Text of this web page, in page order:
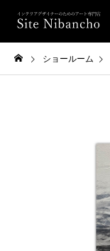
ショールーム